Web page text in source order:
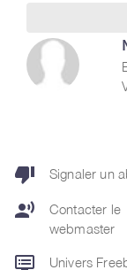
thumb_down Signaler un
record_voice_over
Contacter le
webmaster
dvr Univers